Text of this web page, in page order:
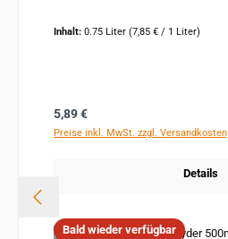
Inhalt: 0.75 Liter (7,85 € / 1 Liter)
Regulärer Preis:
5,89 €
Preise inkl. MwSt. zzgl. Versandkosten
Details
Bald wieder verfügbar